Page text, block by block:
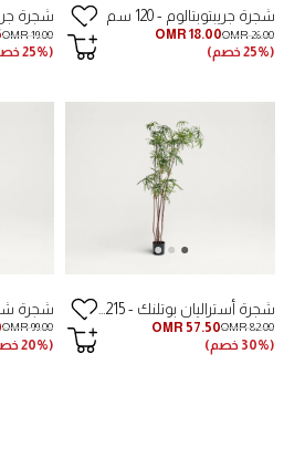
شجرة جريبتوبتالوم - 120 سم
OMR 18.00OMR 26.00
(25% خصم)
شجرة
OMR 19.00
(25% خصم)
OMR 57.50OMR 82.00
(30% خصم)
شجرة
OMR 99.00
(20% خصم)